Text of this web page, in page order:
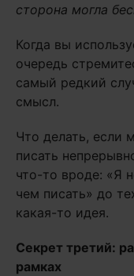
сторона могла
Когда вы
очередь
самый редкий
смысл.
Что делать, если
писать
что-то вроде: «Я
чем писать» до
какая-то идея.
Секрет третий:
рамках